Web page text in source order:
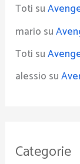
Toti su
mario su
Toti su
alessio su
Categorie